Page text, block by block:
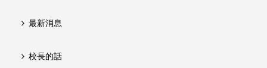
最新消息
校長的話